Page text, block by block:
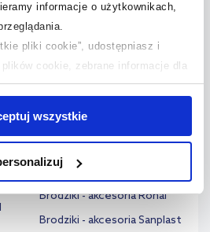
informacje o użytkownikach,
pliki cookie”, udostępniasz i
cookie, zebrane informacje dla
a także nasi partnerzy reklamowi.
pliki cookie mogą mieć wpływ
niedostosowanych do potrzeb
na temat plików plików cookie,
cookie”.Jeśli chcesz uzyskać więcej
wszystkie
Brodziki - akcesoria Omnires
Brodziki - akcesoria Polimat
Brodziki - akcesoria Radaway
Brodziki - akcesoria Ravak
Brodziki - akcesoria Riho
Brodziki - akcesoria Roca
Brodziki - akcesoria Ronal
Brodziki - akcesoria Sanplast